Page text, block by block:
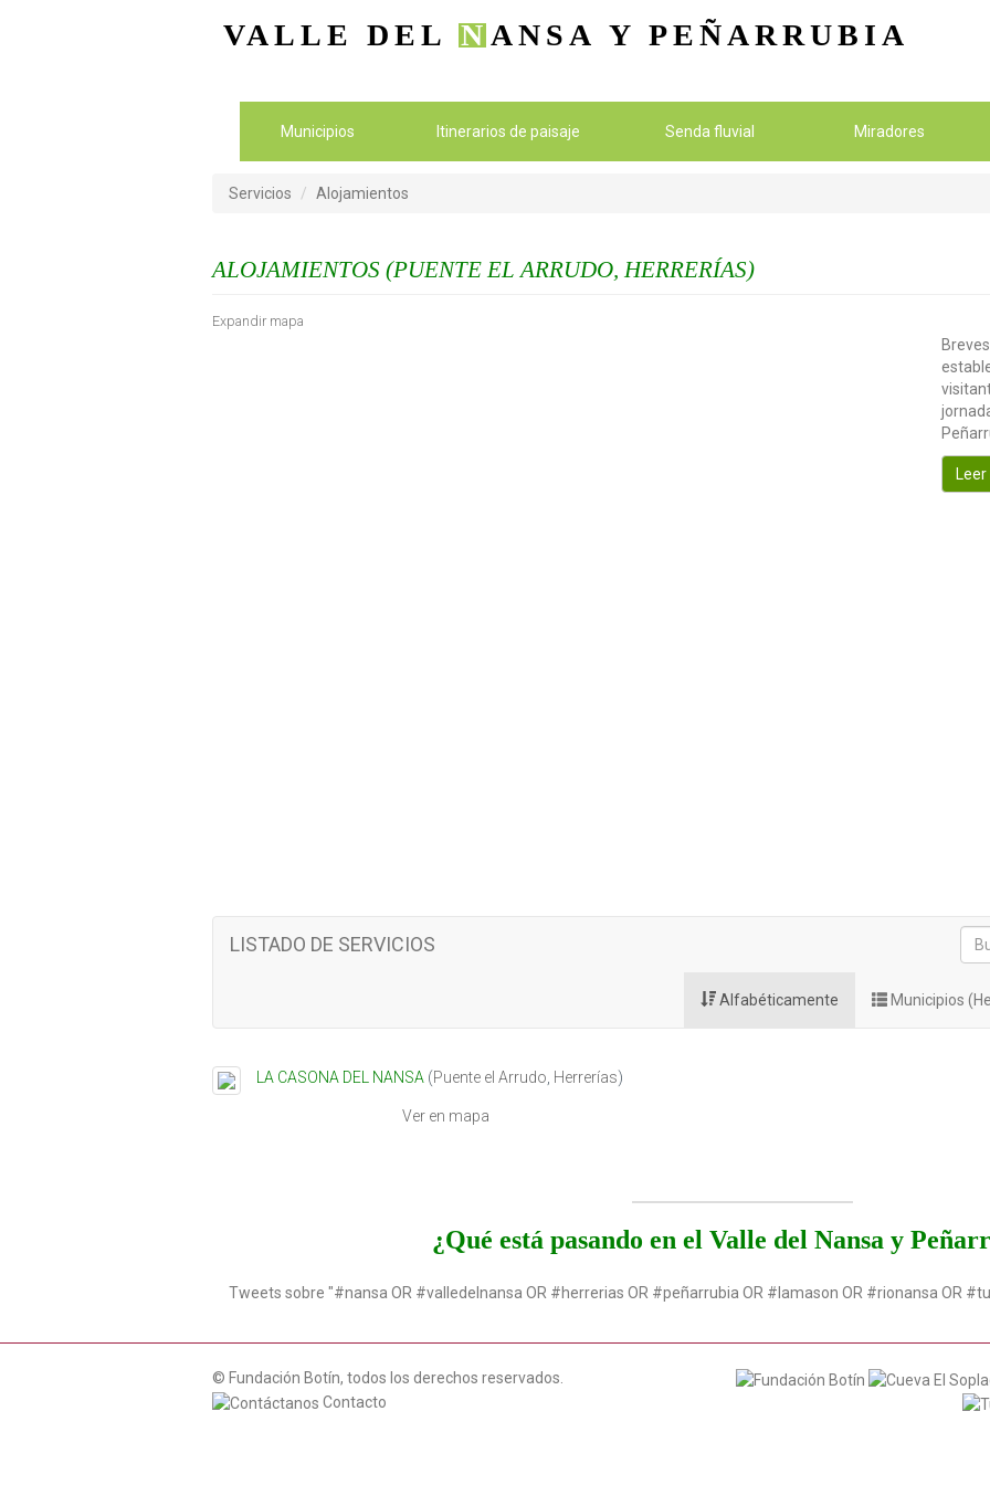
VALLE DEL NANSA Y PEÑARRUBIA
Municipios Itinerarios de paisaje Senda fluvial Miradores
Servicios Alojamientos
ALOJAMIENTOS (PUENTE EL ARRUDO, HERRERÍAS)
Expandir mapa
LISTADO DE SERVICIOS
Alfabéticamente Municipios
LA CASONA DEL NANSA (Puente el Arrudo Herrerías)
Ver en mapa
¿Qué está pasando en el Valle del Nansa y
Tweets sobre "#nansa OR #valledelnansa OR #herrerias OR #peñarrubia OR #lamason OR #rionansa OR
© Fundación Botín, todos los derechos reservados.
Contacto